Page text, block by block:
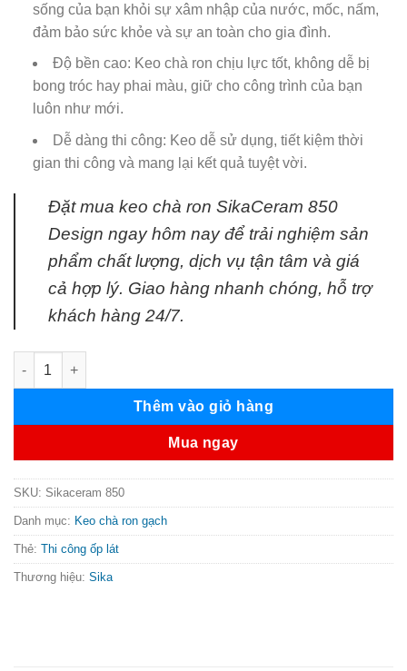
sống của bạn khỏi sự xâm nhập của nước, mốc, nấm,
đảm bảo sức khỏe và sự an toàn cho gia đình.
Độ bền cao: Keo chà ron chịu lực tốt, không dễ bị
bong tróc hay phai màu, giữ cho công trình của bạn
luôn như mới.
Dễ dàng thi công: Keo dễ sử dụng, tiết kiệm thời
gian thi công và mang lại kết quả tuyệt vời.
Đặt mua keo chà ron SikaCeram 850
Design ngay hôm nay để trải nghiệm sản
phẩm chất lượng, dịch vụ tận tâm và giá
cả hợp lý. Giao hàng nhanh chóng, hỗ trợ
khách hàng 24/7.
Sikaceram 850 Design keo chà ron epoxy số lượng
Thêm vào giỏ hàng
Mua ngay
SKU: Sikaceram 850
Danh mục: Keo chà ron gạch
Thẻ: Thi công ốp lát
Thương hiệu: Sika